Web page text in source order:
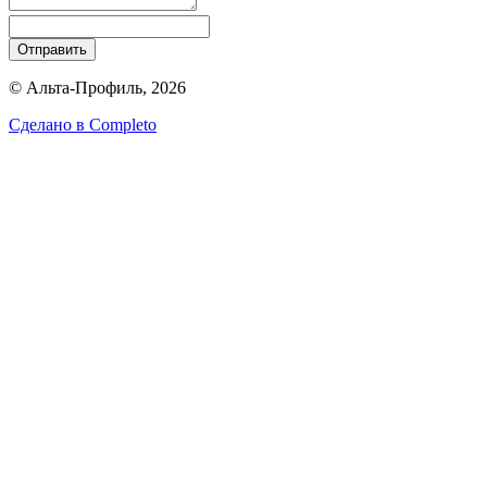
Отправить
© Альта-Профиль, 2026
Сделано в Completo